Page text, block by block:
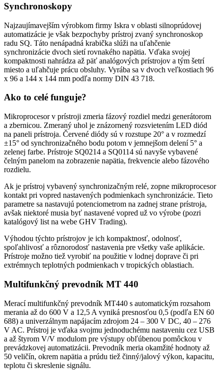
Synchronoskopy
Najzaujímavejším výrobkom firmy Iskra v oblasti silnoprúdovej
automatizácie je však bezpochyby prístroj zvaný synchronoskop
radu SQ. Táto nenápadná krabička slúži na uľahčenie
synchronizácie dvoch sietí rovnakého napätia. Vďaka svojej
kompaktnosti nahrádza až päť analógových prístrojov a tým šetrí
miesto a uľahčuje prácu obsluhy. Vyrába sa v dvoch veľkostiach 96
x 96 a 144 x 144 mm podľa normy DIN 43 718.
Ako to celé funguje?
Mikroprocesor v prístroji zmeria fázový rozdiel medzi generátorom
a zbernicou. Zmeraný uhol je znázornený rozsvietením LED diód
na paneli prístroja. Červené diódy sú v rozstupe 20° a v rozmedzí
±15° od synchronizačného bodu potom v jemnejšom delení 5° a
zelenej farbe. Prístroje SQ0214 a SQ0114 sú navyše vybavené
čelným panelom na zobrazenie napätia, frekvencie alebo fázového
rozdielu.
Ak je prístroj vybavený synchronizačným relé, zopne mikroprocesor
kontakt pri vopred nastavených podmienkach synchronizácie. Tieto
parametre sa nastavujú potenciometrom na zadnej strane prístroja,
avšak niektoré musia byť nastavené vopred už vo výrobe (pozri
katalógový list na webe GHV Trading).
Výhodou týchto prístrojov je ich kompaktnosť, odolnosť,
spoľahlivosť a rôznorodosť nastavenia pre všetky vaše aplikácie.
Prístroje možno tiež vyrobiť na použitie v lodnej doprave či pri
extrémnych teplotných podmienkach v tropických oblastiach.
Multifunkčný prevodník MT 440
Merací multifunkčný prevodník MT440 s automatickým rozsahom
merania až do 600 V a 12,5 A vyniká presnosťou 0,5 (podľa EN 60
688) a univerzálnym napájacím zdrojom 24 – 300 V DC, 40 – 276
V AC. Prístroj je vďaka svojmu jednoduchému nastaveniu cez USB
a až štyrom V/V modulom pre výstupy obľúbenou pomôckou v
prevádzkovej automatizácii. Prevodník meria okamžité hodnoty až
50 veličín, okrem napätia a prúdu tiež činný/jalový výkon, kapacitu,
teplotu či skreslenie signálu.